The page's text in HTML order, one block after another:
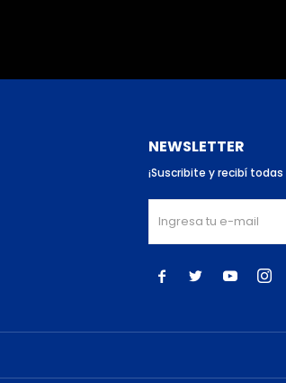
NEWSLETTER
¡Suscribite y recibí
   